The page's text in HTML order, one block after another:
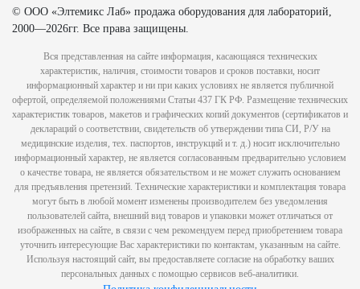
© ООО «Элтемикс Лаб» продажа оборудования для лабораторий,
2000—2026гг. Все права защищены.
Вся представленная на сайте информация, касающаяся технических
характеристик, наличия, стоимости товаров и сроков поставки, носит
информационный характер и ни при каких условиях не является публичной
офертой, определяемой положениями Статьи 437 ГК РФ. Размещение технических
характеристик товаров, макетов и графических копий документов (сертификатов и
деклараций о соответствии, свидетельств об утверждении типа СИ, Р/У на
медицинские изделия, тех. паспортов, инструкций и т. д.) носит исключительно
информационный характер, не является согласованным предварительно условием
о качестве товара, не является обязательством и не может служить основанием
для предъявления претензий. Технические характеристики и комплектация товара
могут быть в любой момент изменены производителем без уведомления
пользователей сайта, внешний вид товаров и упаковки может отличаться от
изображенных на сайте, в связи с чем рекомендуем перед приобретением товара
уточнить интересующие Вас характеристики по контактам, указанным на сайте.
Используя настоящий сайт, вы предоставляете согласие на обработку ваших
персональных данных с помощью сервисов веб-аналитики.